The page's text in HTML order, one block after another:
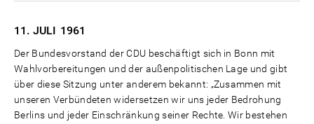
11. JULI 1961
Der Bundesvorstand der CDU beschäftigt sich in Bonn mit
Wahlvorbereitungen und der außenpolitischen Lage und gibt
über diese Sitzung unter anderem bekannt: „Zusammen mit
unseren Verbündeten widersetzen wir uns jeder Bedrohung
Berlins und jeder Einschränkung seiner Rechte. Wir bestehen